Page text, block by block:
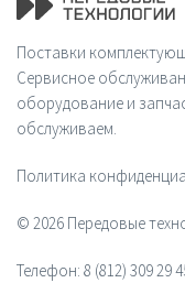
Поставки
Сервисное
оборудование и
обслуживаем.
Политика
© 2026 Передовые
Телефон: 8 (812) 309 29